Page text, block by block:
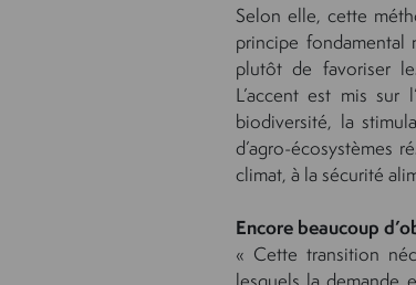
Selon elle, cette
principe fondamental
plutôt de favoriser
L’accent est mis sur
biodiversité, la
d’agro-écosystèmes
climat, à la sécurité
Encore beaucoup
« Cette transition